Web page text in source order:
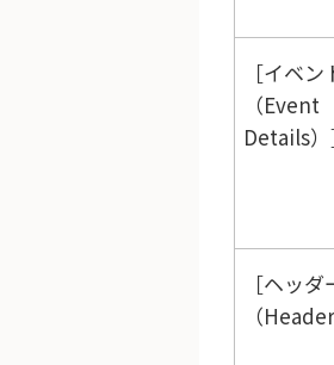
イベン
（Event
Details）
ヘッダ
（